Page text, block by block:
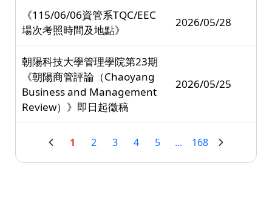
《115/06/06資管系TQC/EEC
場次考照時間及地點》
2026/05/28
朝陽科技大學管理學院第23期
《朝陽商管評論（Chaoyang
Business and Management
Review）》即日起徵稿
2026/05/25
1 2 3 4 5 ... 168